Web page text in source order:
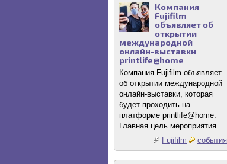
Компания
Fujifilm
объявляет об
открытии
международной
онлайн-выставки
printlife@home
Компания Fujifilm объявляет
об открытии международной
онлайн-выставки, которая
будет проходить на
платформе printlife@home.
Главная цель мероприятия...
Fujifilm
события